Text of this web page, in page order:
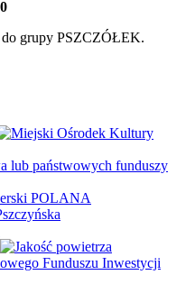
do grupy PSZCZÓŁEK.